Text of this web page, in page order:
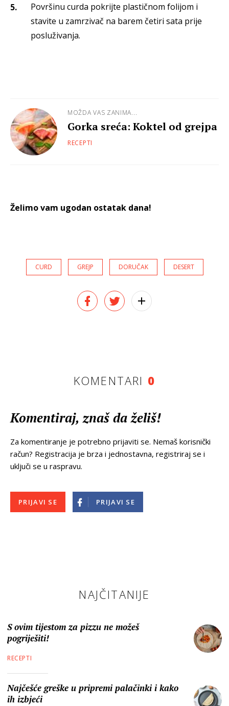
Površinu curda pokrijte plastičnom folijom i
stavite u zamrzivač na barem četiri sata prije
posluživanja.
MOŽDA VAS ZANIMA...
Gorka sreća: Koktel od grejpa
RECEPTI
Želimo vam ugodan ostatak dana!
CURD GREJP DORUČAK DESERT
KOMENTARI 0
Komentiraj, znaš da želiš!
Za komentiranje je potrebno prijaviti se. Nemaš korisnički
račun? Registracija je brza i jednostavna, registriraj se i
uključi se u raspravu.
PRIJAVI SE PRIJAVI SE
NAJČITANIJE
S ovim tijestom za pizzu ne možeš
pogriješiti!
RECEPTI
Najčešće greške u pripremi palačinki i kako
ih izbjeći